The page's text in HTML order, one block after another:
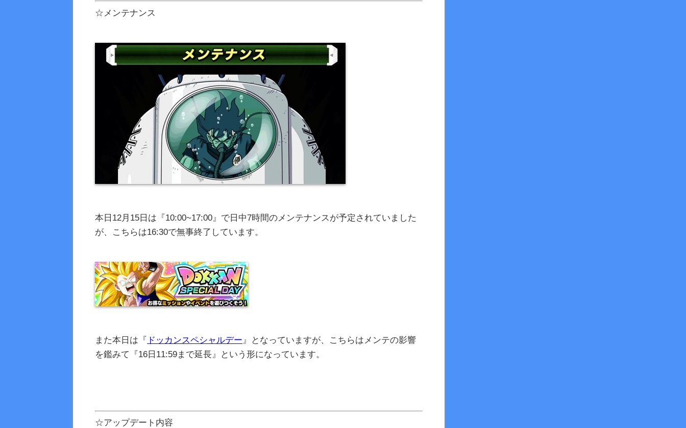
☆メンテナンス
本日12月15日は『10:00~17:00』で日中7時間のメンテナンスが予定されていました
が、こちらは16:30で無事終了しています。
また本日は『 ドッカンスペシャルデー 』となっていますが、こちらはメンテの影響
を鑑みて『16日11:59まで延長』という形になっています。
☆アップデート内容